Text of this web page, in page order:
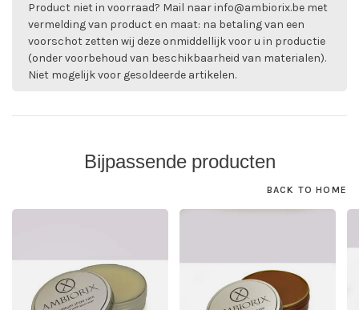
Product niet in voorraad? Mail naarinfo@ambiorix.be met
vermelding van product en maat: na betaling van een
voorschot zetten wij deze onmiddellijk voor u in productie
(onder voorbehoud van beschikbaarheid van materialen).
Niet mogelijk voor gesoldeerde artikelen.
Bijpassende producten
BACK TO HOME